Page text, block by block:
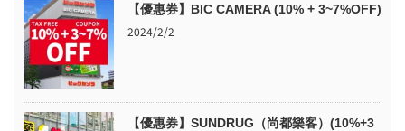
【優惠券】BIC CAMERA (10% + 3~7%OFF)
2024/2/2
【優惠券】SUNDRUG（尚都樂客）(10%+3